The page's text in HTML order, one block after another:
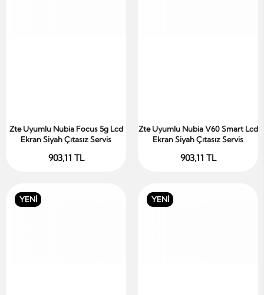
Sepete Ekle
Zte Uyumlu Nubia Focus 5g Lcd
Ekran Siyah Çıtasız Servis
903,11 TL
Sepete Ekle
Zte Uyumlu Nubia V60 Smart Lcd
Ekran Siyah Çıtasız Servis
903,11 TL
YENİ YENİ